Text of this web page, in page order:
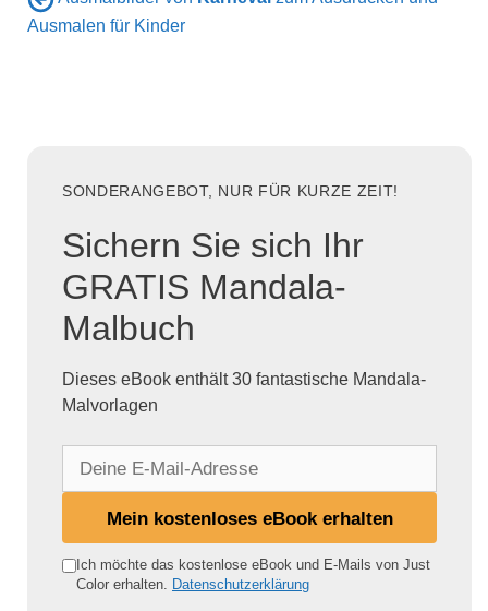
Ausmalen für Kinder
SONDERANGEBOT, NUR FÜR KURZE ZEIT!
Sichern Sie sich Ihr
GRATIS Mandala-
Malbuch
Dieses eBook enthält 30 fantastische Mandala-
Malvorlagen
e
Mein kostenloses eBook erhalten
Ich möchte das kostenlose eBook und E-Mails von Just
Color erhalten. Datenschutzerklärung